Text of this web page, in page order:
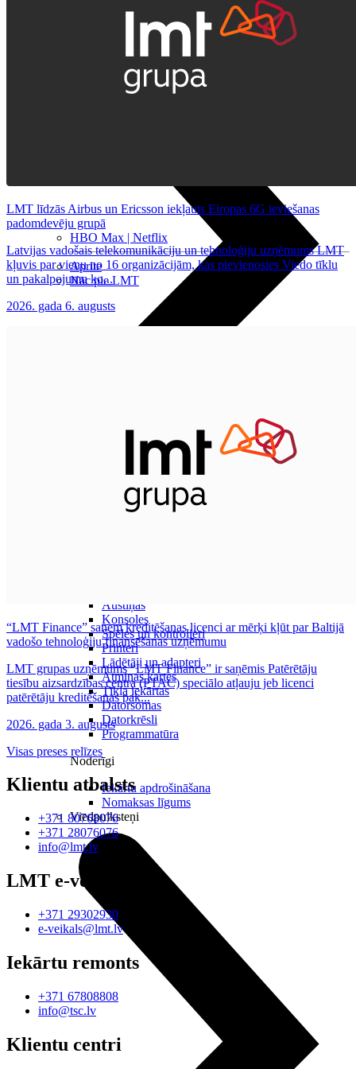
HBO Max | Netflix
Aprite
Nāc pie LMT
Datortehnika
Portatīvie datori
Stacionārie datori
Austiņas
Konsoles
Spēles un kontrolieri
Printeri
Lādētāji un adapteri
Atmiņas kartes
Tīkla iekārtas
Datorsomas
Datorkrēsli
Programmatūra
Noderīgi
Iekārtu apdrošināšana
Nomaksas līgums
Viedpulksteņi
LMT līdzās Airbus un Ericsson iekļauts Eiropas 6G ieviešanas
padomdevēju grupā
Latvijas vadošais telekomunikāciju un tehnoloģiju uzņēmums LMT
kļuvis par vienu no 16 organizācijām, kas pievienosies Viedo tīklu
un pakalpojumu ko...
2026. gada 6. augusts
“LMT Finance” saņem kreditēšanas licenci ar mērķi kļūt par Baltijā
vadošo tehnoloģiju finansēšanas uzņēmumu
LMT grupas uzņēmums “LMT Finance” ir saņēmis Patērētāju
tiesību aizsardzības centra (PTAC) speciālo atļauju jeb licenci
patērētāju kreditēšanas pak...
2026. gada 3. augusts
Visas preses relīzes
Klientu atbalsts
+371 80768076
+371 28076076
info@lmt.lv
LMT e-veikals
+371 29302930
e-veikals@lmt.lv
Iekārtu remonts
+371 67808808
info@tsc.lv
Klientu centri